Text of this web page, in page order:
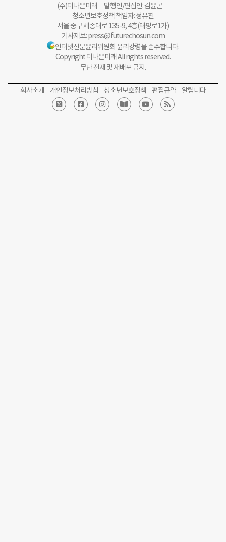
(주)더나은미래 발행인/편집인: 김윤곤
청소년보호정책 책임자: 정유진
서울 중구 세종대로 135-9, 4층(태평로1가)
기사제보:press@futurechosun.com
인터넷신문윤리위원회 윤리강령을 준수합니다.
Copyright 더나은미래 All rights reserved.
무단 전재 및 재배포 금지.
회사소개 개인정보처리방침 청소년보호정책 편집규약 알립니다